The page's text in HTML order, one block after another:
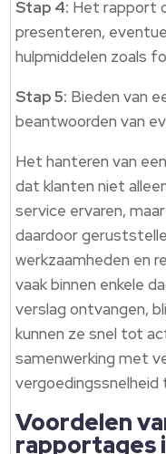
Stap 4: Het rapport
presenteren,
hulpmiddelen zoals
Stap 5: Bieden van
beantwoorden van
Het hanteren van
dat klanten niet
service ervaren,
daardoor
werkzaamheden en
vaak binnen enkele
verslag ontvangen,
kunnen ze snel tot
samenwerking met
vergoedingssnelheid
Voordelen
rapportages